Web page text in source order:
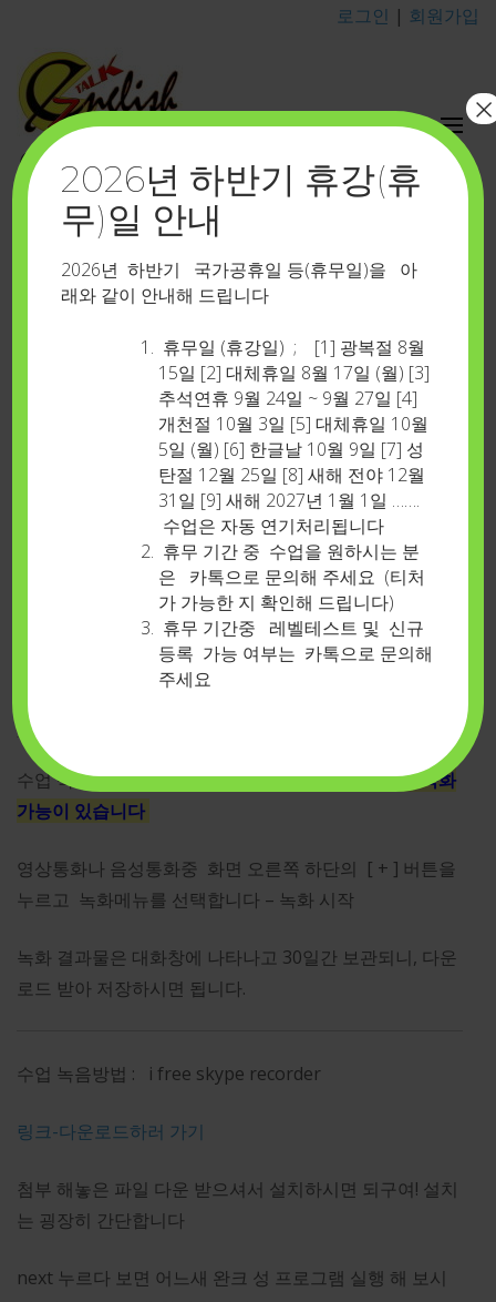
로그인 | 회원가입
이지톡영어포유
카톡 아이디 : eztalkenglish
수업 녹음(녹화)방법
Home >학습지원시스템
“영어학습의 왕도는 없다고 단언합니다”
왜냐하면 영어는 수학 공식으로 해결하는 것이 아닙니다
꾸준한 반복-내 입을 움직여 말해보고, 집중해서 내 귀를
통해 들어보고-이 쌓여서 내 것이 되어야만 합니다
수업 시작 전 예습 / 실력있는 선생님과의 재밌는 몰입수
이 세 가지가 함께 이루어질 때 빠른 속도로 영어 말하기
듣기 실력이 배양될 것입니다.
수업 녹화방법 (강추) :스카이프 최신버전에는 자체 녹화
가능이 있습니다
영상통화나 음성통화중 화면 오른쪽 하단의 [ + ] 버튼을
누르고 녹화메뉴를 선택합니다 – 녹화 시작
녹화 결과물은 대화창에 나타나고 30일간 보관되니, 다운
로드 받아 저장하시면 됩니다.
수업 녹음방법 : i free skype recorder
링크-다운로드하러 가기
첨부 해놓은 파일 다운 받으셔서 설치하시면 되구여! 설치
는 굉장히 간단합니다
next 누르다 보면 어느새 완크 성 프로그램 실행 해 보시
2026년 하반기 휴강(휴
무)일 안내
2026년 하반기 국가공휴일 등(휴무일)을 아
래와 같이 안내해 드립니다
휴무일 (휴강일) ; [1] 광복절 8월
15일 [2] 대체휴일 8월 17일 (월) [3]
추석연휴 9월 24일 ~ 9월 27일 [4]
개천절 10월 3일 [5] 대체휴일 10월
5일 (월) [6] 한글날 10월 9일 [7] 성
탄절 12월 25일 [8] 새해 전야 12월
31일 [9] 새해 2027년 1월 1일 …….
수업은 자동 연기처리됩니다
휴무 기간 중 수업을 원하시는 분
은 카톡으로 문의해 주세요 (티처
가 가능한 지 확인해 드립니다)
휴무 기간중 레벨테스트 및 신규
등록 가능 여부는 카톡으로 문의해
주세요
×